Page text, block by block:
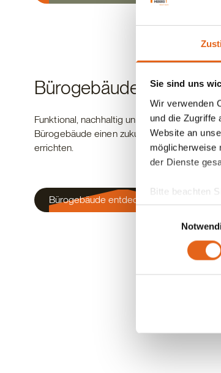
Sie sind uns
Wir verwenden
und die Zugriffe
Website an
möglicherweise
der Dienste
Bitte beachten
anderes
Sie geben
Einwilligungsauswahl
Bürogebäude
Funktional, nachhaltig und wirtschaftlich! Mit
Bürogebäude einen zukunftsorientierten
errichten.
Bürogebäude entdecken